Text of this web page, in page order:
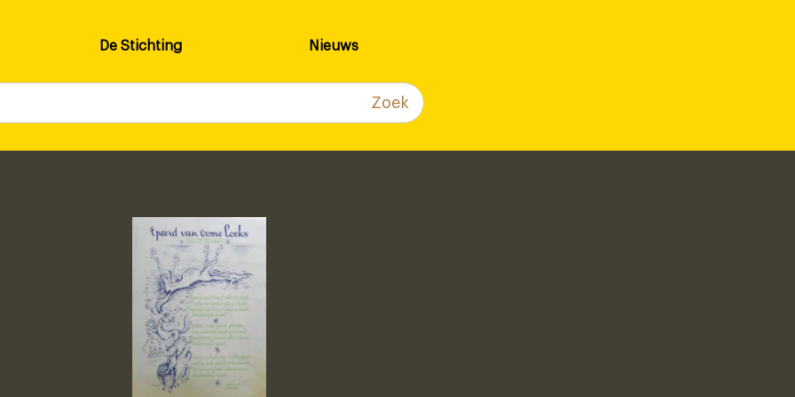
De Stichting Nieuws